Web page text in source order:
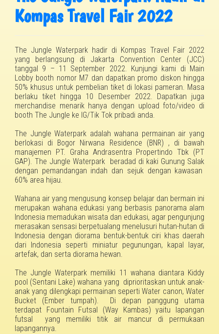
Kompas Travel Fair 2022
The Jungle Waterpark hadir di Kompas Travel Fair 2022
yang berlangsung di Jakarta Convention Center (JCC)
tanggal 9 – 11 September 2022. Kunjungi kami di Main
Lobby booth nomor M7 dan dapatkan promo diskon hingga
50% khusus untuk pembelian tiket di lokasi pameran. Masa
berlaku tiket hingga 10 Desember 2022. Dapatkan juga
merchandise menarik hanya dengan upload foto/video di
booth The Jungle ke IG/Tik Tok pribadi anda.
The JungleWaterpark adalahwahana permainan air yang
berlokasi di Bogor Nirwana Residence (BNR) , di bawah
manajemen PT. Graha Andrasentra Propertindo Tbk (PT
GAP). The Jungle Waterpark beradad di kaki Gunung Salak
dengan pemandangan indah dan sejuk dengan kawasan
60% area hijau.
Wahana air yang mengusung konsep belajar dan bermain ini
merupakan wahana edukasi yang berbasis panorama alam
Indonesia memadukan wisata dan edukasi, agar pengunjung
merasakan sensasi berpetualang menelusuri hutan-hutan di
Indonesia dengan diorama bentuk-bentuk ciri khas daerah
dari Indonesia seperti miniatur pegunungan, kapal layar,
artefak, dan serta diorama hewan.
The Jungle Waterpark memiliki 1 1 wahana diantara Kiddy
pool (Sentani Lake) wahana yang diprioritaskan untuk anak-
anakyang dilengkapi permainan seperti Water canon, Water
Bucket (Ember tumpah). Di depan panggung utama
terdapat Fountain Futsal (Way Kambas) yaitu lapangan
futsal yang memiliki titik air mancur di permukaan
lapangannya.